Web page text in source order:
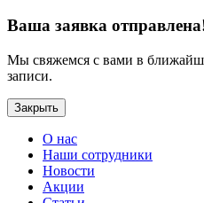
Ваша заявка
Мы свяжемся с вами в
записи.
Закрыть
О нас
Наши сотрудники
Новости
Акции